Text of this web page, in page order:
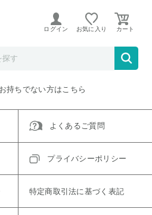
ます。
ログイン お気に入り
終了、またはただいま取り扱い
持ちでない方はこちら
よくあるご質問
プライバシーポリシー
特定商取引法に基づく表記